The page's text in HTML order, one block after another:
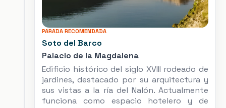
PARADA RECOMENDADA
Soto del Barco
Palacio de la Magdalena
Edificio histórico del siglo XVIII rodeado de
jardines, destacado por su arquitectura y
sus vistas a la ría del Nalón. Actualmente
funciona como espacio hotelero y de